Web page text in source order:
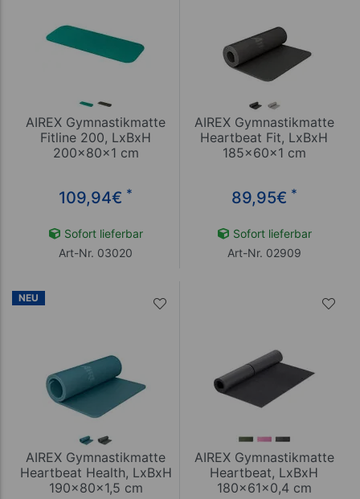
AIREX Gymnastikmatte
Fitline 200, LxBxH
200x80x1 cm
109,94€ *
Sofort lieferbar
Art-Nr. 03020
AIREX Gymnastikmatte
Heartbeat Fit, LxBxH
185x60x1 cm
89,95€ *
Sofort lieferbar
Art-Nr. 02909
NEU
AIREX Gymnastikmatte
Heartbeat Health, LxBxH
190x80x1,5 cm
AIREX Gymnastikmatte
Heartbeat, LxBxH
180x61x0,4 cm